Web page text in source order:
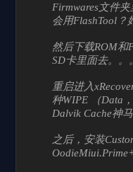
Firmwares文件
会用FlashTool？
然后下载ROM和
SD卡里面去。。。
重启进入
种WIPE （Data
Dalvik Cache神
之后，安装